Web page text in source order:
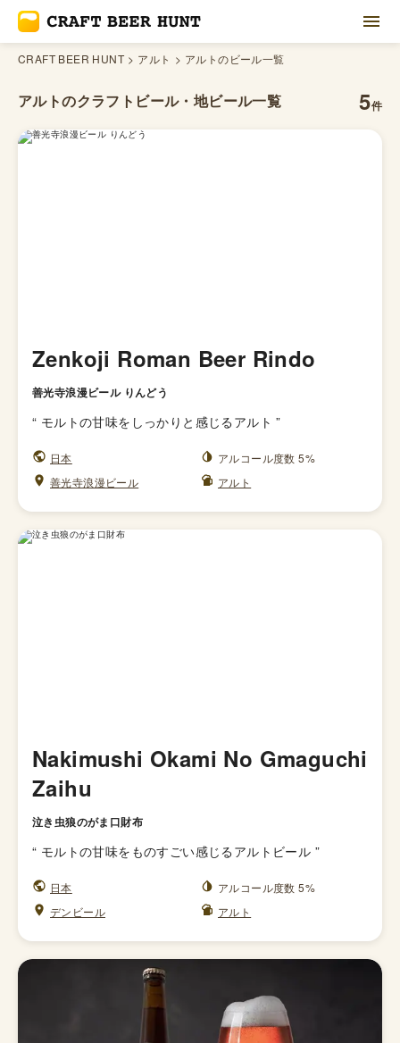
CRAFT BEER HUNT アルト アルトのビール一覧
アルトのクラフトビール・地ビール一覧 5件
Zenkoji Roman Beer Rindo
善光寺浪漫ビール りんどう
“ モルトの甘味をしっかりと感じるアルト ”
日本
アルコール度数 5%
善光寺浪漫ビール
アルト
Nakimushi Okami No Gmaguchi
Zaihu
泣き虫狼のがま口財布
“ モルトの甘味をものすごい感じるアルトビール ”
日本
アルコール度数 5%
デンビール
アルト